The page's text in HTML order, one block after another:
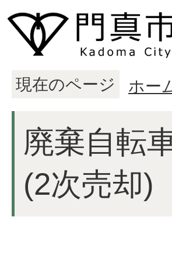
現在のページ ホー
廃棄自転
(2次売却)